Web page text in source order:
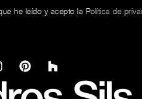
he leído y acepto la Política de